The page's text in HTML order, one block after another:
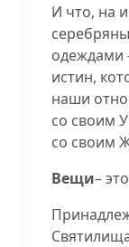
И что, на
одеждами
истин,
наши
со своим
со своим
Вещи–